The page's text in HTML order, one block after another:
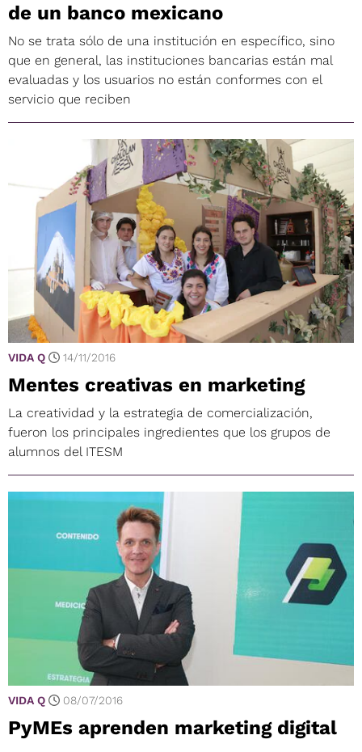
de un banco mexicano
No se trata sólo de una institución en específico, sino
que en general, las instituciones bancarias están mal
evaluadas y los usuarios no están conformes con el
servicio que reciben
VIDA Q 14/11/2016
Mentes creativas en marketing
La creatividad y la estrategia de comercialización,
fueron los principales ingredientes que los grupos de
alumnos del ITESM
VIDA Q 08/07/2016
PyMEs aprenden marketing digital